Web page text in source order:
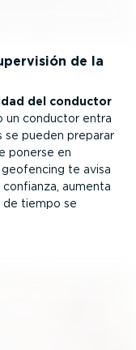
de la
del conductor
un conductor entra
se pueden preparar
ponerse en
te avisa
aumenta
de tiempo se